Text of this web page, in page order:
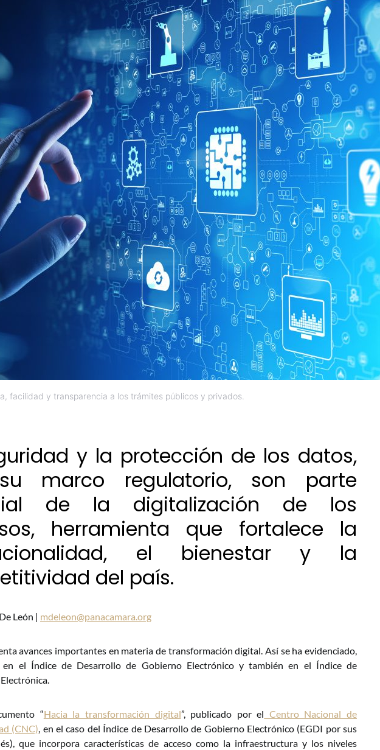
facilidad y transparencia a los trámites públicos y privados.
y la protección de los datos,
marco regulatorio, son parte
de la digitalización de los
herramienta que fortalece la
el bienestar y la
del país.
León | mdeleon@panacamara.org
avances importantes en materia de transformación digital. Así se ha evidenciado,
en el Índice de Desarrollo de Gobierno Electrónico y también en el Índice de
“Hacia la transformación digital”, publicado por el Centro Nacional de
(CNC), en el caso del Índice de Desarrollo de Gobierno Electrónico (EGDI por sus
que incorpora características de acceso como la infraestructura y los niveles